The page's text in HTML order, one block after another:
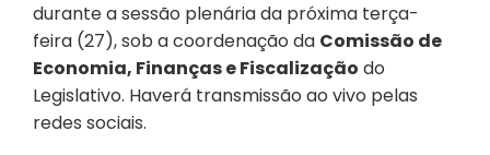
durante a sessão plenária da próxima terça-
feira (27), sob a coordenação da Comissão de
Economia, Finanças e Fiscalização do
Legislativo. Haverá transmissão ao vivo pelas
redes sociais.